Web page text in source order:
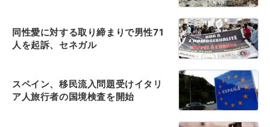
同性愛に対する取り締まりで男性71
人を起訴、セネガル
スペイン、移民流入問題受けイタリ
ア人旅行者の国境検査を開始